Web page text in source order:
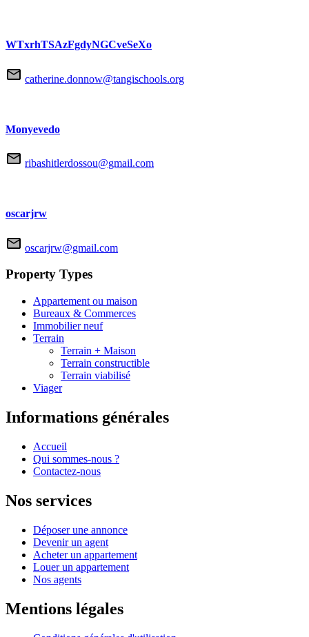
WTxrhTSAzFgdyNGCveSeXo
catherine.donnow@tangischools.org
Monyevedo
ribashitlerdossou@gmail.com
oscarjrw
oscarjrw@gmail.com
Property Types
Appartement ou maison
Bureaux & Commerces
Immobilier neuf
Terrain
Terrain + Maison
Terrain constructible
Terrain viabilisé
Viager
Informations générales
Accueil
Qui sommes-nous ?
Contactez-nous
Nos services
Déposer une annonce
Devenir un agent
Acheter un appartement
Louer un appartement
Nos agents
Mentions légales